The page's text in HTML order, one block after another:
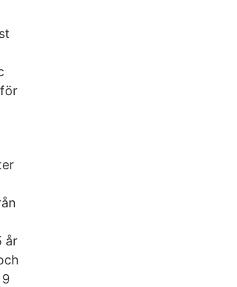
år